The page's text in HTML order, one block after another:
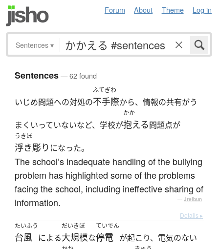
Forum About Theme Log in
Sentences ▾
Sentences— 62 found
いじめ問題への対処の
ふてぎわ
不手際から、情報の共有がう
まくいっていないなど、学校が
かか
抱える問題点が
うきぼ
浮き彫り になった。
The school’s inadequate handling of the bullying
problem has highlighted some of the problems
facing the school, including ineffective sharing of
information.
— Jreibun
Details ▸
たいふう
台風 による
だいきぼ
大規模な
ていでん
停電 が起こり、電気のない